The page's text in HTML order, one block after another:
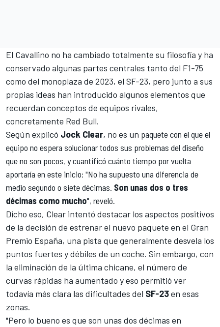
El Cavallino no ha cambiado totalmente su filosofía y ha
conservado algunas partes centrales tanto del F1-75
como del monoplaza de 2023, el SF-23, pero junto a sus
propias ideas han introducido algunos elementos que
recuerdan conceptos de equipos rivales,
concretamente Red Bull.
Según explicó Jock Clear, no es un paquete con el que el
equipo no espera solucionar todos sus problemas del diseño
que no son pocos, y cuantificó cuánto tiempo por vuelta
aportaría en este inicio: "No ha supuesto una diferencia de
medio segundo o siete décimas. Son unas dos o tres
décimas como mucho", reveló.
Dicho eso, Clear intentó destacar los aspectos positivos
de la decisión de estrenar el nuevo paquete en el Gran
Premio España, una pista que generalmente desvela los
puntos fuertes y débiles de un coche. Sin embargo, con
la eliminación de la última chicane, el número de
curvas rápidas ha aumentado y eso permitió ver
todavía más clara las dificultades del SF-23en esas
zonas.
"Pero lo bueno es que son unas dos décimas en